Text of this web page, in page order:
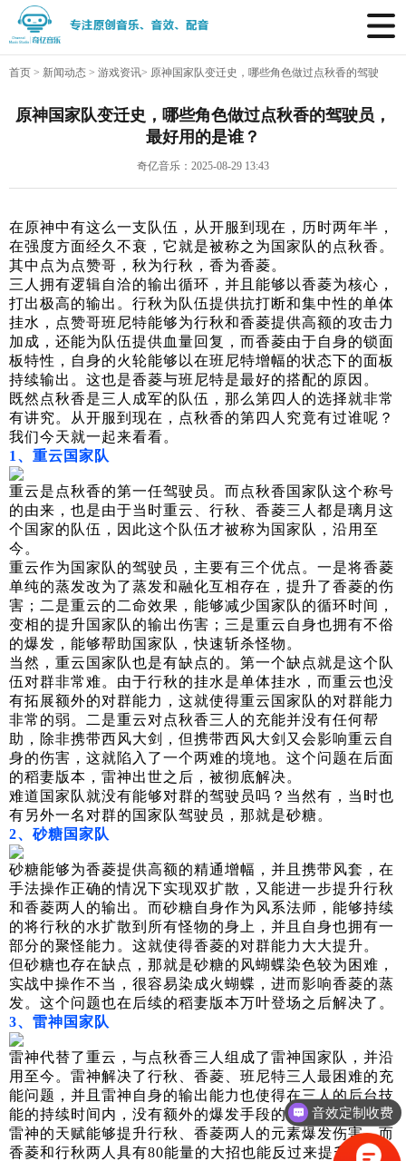
首页 > 新闻动态 > 游戏资讯> 原神国家队变迁史，哪些角色做过点秋香的驾驶
员，最好用的是谁？
原神国家队变迁史，哪些角色做过点秋香的驾驶员，
最好用的是谁？
奇亿音乐：2025-08-29 13:43
在原神中有这么一支队伍，从开服到现在，历时两年半，
在强度方面经久不衰，它就是被称之为国家队的点秋香。
其中点为点赞哥，秋为行秋，香为香菱。
三人拥有逻辑自洽的输出循环，并且能够以香菱为核心，
打出极高的输出。行秋为队伍提供抗打断和集中性的单体
挂水，点赞哥班尼特能够为行秋和香菱提供高额的攻击力
加成，还能为队伍提供血量回复，而香菱由于自身的锁面
板特性，自身的火轮能够以在班尼特增幅的状态下的面板
持续输出。这也是香菱与班尼特是最好的搭配的原因。
既然点秋香是三人成军的队伍，那么第四人的选择就非常
有讲究。从开服到现在，点秋香的第四人究竟有过谁呢？
我们今天就一起来看看。
1、重云国家队
重云是点秋香的第一任驾驶员。而点秋香国家队这个称号
的由来，也是由于当时重云、行秋、香菱三人都是璃月这
个国家的队伍，因此这个队伍才被称为国家队，沿用至
今。
重云作为国家队的驾驶员，主要有三个优点。一是将香菱
单纯的蒸发改为了蒸发和融化互相存在，提升了香菱的伤
害；二是重云的二命效果，能够减少国家队的循环时间，
变相的提升国家队的输出伤害；三是重云自身也拥有不俗
的爆发，能够帮助国家队，快速斩杀怪物。
当然，重云国家队也是有缺点的。第一个缺点就是这个队
伍对群非常难。由于行秋的挂水是单体挂水，而重云也没
有拓展额外的对群能力，这就使得重云国家队的对群能力
非常的弱。二是重云对点秋香三人的充能并没有任何帮
助，除非携带西风大剑，但携带西风大剑又会影响重云自
身的伤害，这就陷入了一个两难的境地。这个问题在后面
的稻妻版本，雷神出世之后，被彻底解决。
难道国家队就没有能够对群的驾驶员吗？当然有，当时也
有另外一名对群的国家队驾驶员，那就是砂糖。
2、砂糖国家队
砂糖能够为香菱提供高额的精通增幅，并且携带风套，在
手法操作正确的情况下实现双扩散，又能进一步提升行秋
和香菱两人的输出。而砂糖自身作为风系法师，能够持续
的将行秋的水扩散到所有怪物的身上，并且自身也拥有一
部分的聚怪能力。这就使得香菱的对群能力大大提升。
但砂糖也存在缺点，那就是砂糖的风蝴蝶染色较为困难，
实战中操作不当，很容易染成火蝴蝶，进而影响香菱的蒸
发。这个问题也在后续的稻妻版本万叶登场之后解决了。
3、雷神国家队
雷神代替了重云，与点秋香三人组成了雷神国家队，并沿
用至今。雷神解决了行秋、香菱、班尼特三人最困难的充
能问题，并且雷神自身的输出能力也使得在三人的后台技
能的持续时间内，没有额外的爆发手段的问题。
雷神的天赋能够提升行秋、香菱两人的元素爆发伤害，而
香菱和行秋两人具有80能量的大招也能反过来提升雷神的
音效定制收费